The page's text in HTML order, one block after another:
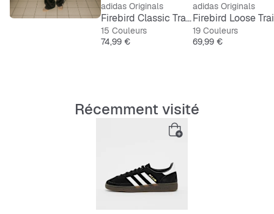
adidas Originals
Firebird Classic Tracktop
15 Couleurs
Prix
74,99 €
adidas Originals
19 Couleurs
Prix
69,99 €
Récemment visité